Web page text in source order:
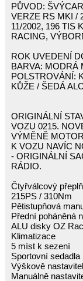
PŮVOD:
VERZE RS MKI /
11/2002, 196 TIS
RACING,
ROK UVEDENÍ
BARVA: MODRÁ
POLSTROVÁNÍ:
KŮŽE / ŠEDÁ
ORIGINÁLNÍ
VOZU 0215.
VÝMĚNĚ
K VOZU NAVÍC
- ORIGINÁLNÍ
RÁDIO.
Čtyřválcový
215PS / 310Nm
Pětistupňová
Přední poháněná
ALU disky OZ
Klimatizace
5 míst k sezení
Sportovní sedadla
Výškově
Manuálně